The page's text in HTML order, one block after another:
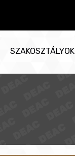
SZAKOSZTÁLYOK